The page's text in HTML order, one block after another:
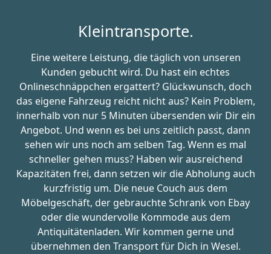
Kleintransporte.
Eine weitere Leistung, die täglich von unseren
Kunden gebucht wird. Du hast ein echtes
Onlineschnäppchen ergattert? Glückwunsch, doch
das eigene Fahrzeug reicht nicht aus? Kein Problem,
innerhalb von nur 5 Minuten übersenden wir Dir ein
Angebot. Und wenn es bei uns zeitlich passt, dann
sehen wir uns noch am selben Tag. Wenn es mal
schneller gehen muss? Haben wir ausreichend
Kapazitäten frei, dann setzen wir die Abholung auch
kurzfristig um. Die neue Couch aus dem
Möbelgeschäft, der gebrauchte Schrank von Ebay
oder die wundervolle Kommode aus dem
Antiquitätenladen. Wir kommen gerne und
übernehmen den Transport für Dich in Wesel.